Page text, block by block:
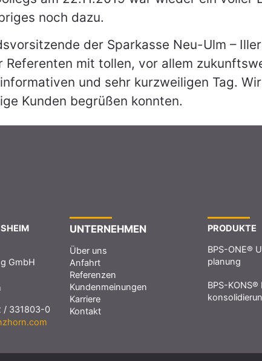
noch dazu.
der Sparkasse Neu-Ulm –
Referenten mit tollen, vor allem
und sehr kurzweiligen Tag.
Kunden begrüßen konnten.
GmbH
/ 331803-0
UNTERNEHMEN
Über uns
Anfahrt
Referenzen
Kundenmeinungen
Karriere
Kontakt
PRODUKTE
BPS-ONE®
planung
BPS-